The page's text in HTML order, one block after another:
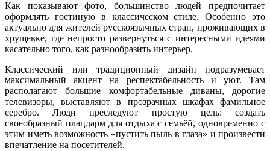
Как показывают фото, большинство людей предпочитает
оформлять гостиную в классическом стиле. Особенно это
актуально для жителей русскоязычных стран, проживающих в
хрущевке, где непросто развернуться с интересными идеями
касательно того, как разнообразить интерьер.
Классический или традиционный дизайн подразумевает
максимальный акцент на респектабельность и уют. Там
располагают большие комфортабельные диваны, дорогие
телевизоры, выставляют в прозрачных шкафах фамильное
серебро. Люди преследуют простую цель: создать
своеобразный плацдарм для отдыха с семьёй, одновременно с
этим иметь возможность «пустить пыль в глаза» и произвести
впечатление на посетителей.